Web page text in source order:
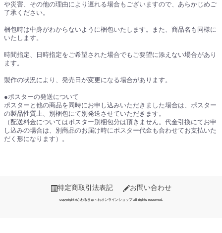
や災害、その他の理由により遅れる場合もございますので、あらかじめご
了承ください。
梱包時は中身がわからないように梱包いたします。また、商品名も同様に
いたします。
時間指定、日時指定をご希望された場合でもご要望に添えない場合があり
ます。
製作の状況により、発売日が変更になる場合があります。
●ポスターの発送について
ポスターと他の商品を同時にお申し込みいただきました場合は、ポスター
の製品性質上、別梱包にて別発送させていただきます。
（配送料金についてはポスター別梱包分は頂きません。代金引換にてお申
し込みの場合は、別商品のお届け時にポスター代金も合わせてお支払いた
だく形になります）。
特定商取引法表記 お問い合わせ
copyright (c) わるきゅ～れオンラインショップ all rights reserved.